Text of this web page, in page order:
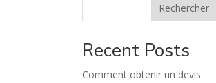
Rechercher
Recent Posts
Comment obtenir un devis